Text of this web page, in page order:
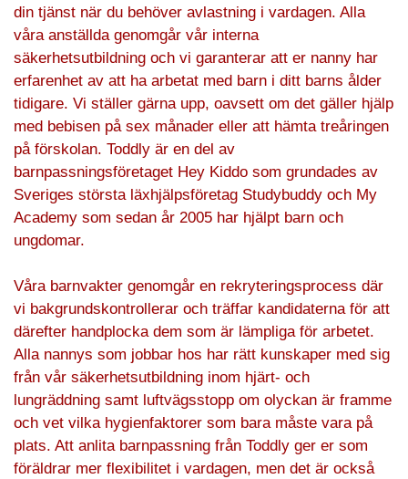
din tjänst när du behöver avlastning i vardagen. Alla
våra anställda genomgår vår interna
säkerhetsutbildning och vi garanterar att er nanny har
erfarenhet av att ha arbetat med barn i ditt barns ålder
tidigare. Vi ställer gärna upp, oavsett om det gäller hjälp
med bebisen på sex månader eller att hämta treåringen
på förskolan. Toddly är en del av
barnpassningsföretaget Hey Kiddo som grundades av
Sveriges största läxhjälpsföretag Studybuddy och My
Academy som sedan år 2005 har hjälpt barn och
ungdomar.
Våra barnvakter genomgår en rekryteringsprocess där
vi bakgrundskontrollerar och träffar kandidaterna för att
därefter handplocka dem som är lämpliga för arbetet.
Alla nannys som jobbar hos har rätt kunskaper med sig
från vår säkerhetsutbildning inom hjärt- och
lungräddning samt luftvägsstopp om olyckan är framme
och vet vilka hygienfaktorer som bara måste vara på
plats. Att anlita barnpassning från Toddly ger er som
föräldrar mer flexibilitet i vardagen, men det är också